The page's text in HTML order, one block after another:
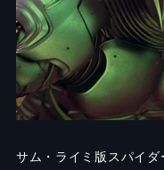
サム・ライミ版スパイ